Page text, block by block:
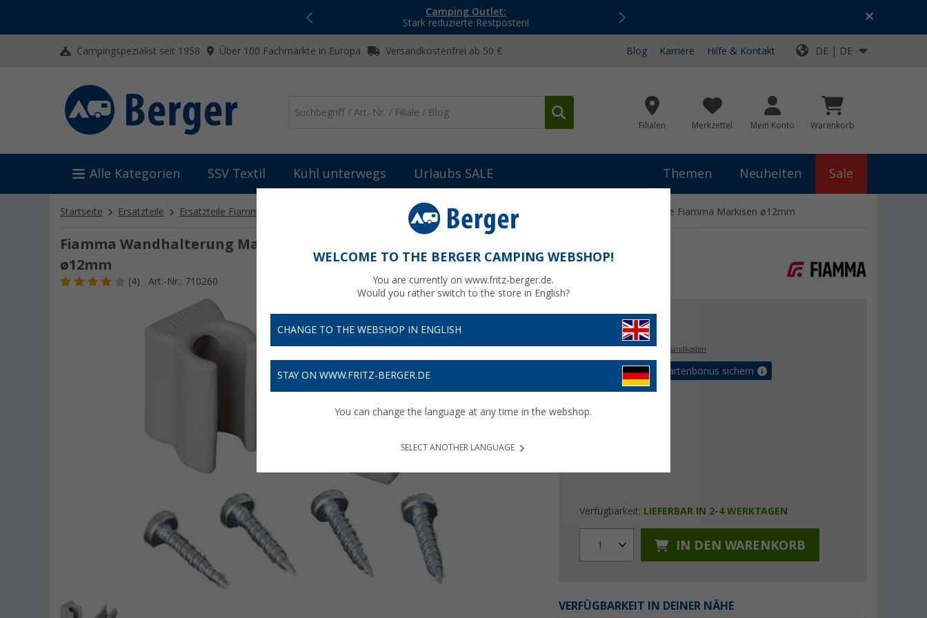
Camping Outlet:
Stark reduzierte Restposten!
Top-Deals für dein Abenteuer!
Campingspezialist seit 1958 Über 100 Fachmärkte in Europa Versandkostenfrei ab 50 € Blog Karriere Hilfe & Kontakt DE | DE
Filialen Merkzettel Mein Konto Warenkorb
Alle Kategorien SSV Textil Kühl unterwegs Urlaubs SALE Themen Neuheiten Sale
Startseite Ersatzteile Ersatzteile Fiamma Fiamma Wandhalterung Markisenkurbel passend für alle Fiamma Markisen ø12mm
Fiamma Wandhalterung Markisenkurbel passend für alle Fiamma Markisen
ø12mm
(4) Art.-Nr.: 710260
€
zzgl. Versandkosten
Bis zu 5% Vorteilskartenbonus sichern
Verfügbarkeit: LIEFERBAR IN 2-4 WERKTAGEN
1 IN DEN WARENKORB
VERFÜGBARKEIT IN DEINER NÄHE
WELCOME TO THE BERGER CAMPING WEBSHOP!
You are currently on www.fritz-berger.de.
Would you rather switch to the store in English?
CHANGE TO THE WEBSHOP IN ENGLISH
STAY ON WWW.FRITZ-BERGER.DE
You can change the language at any time in the webshop.
SELECT ANOTHER LANGUAGE